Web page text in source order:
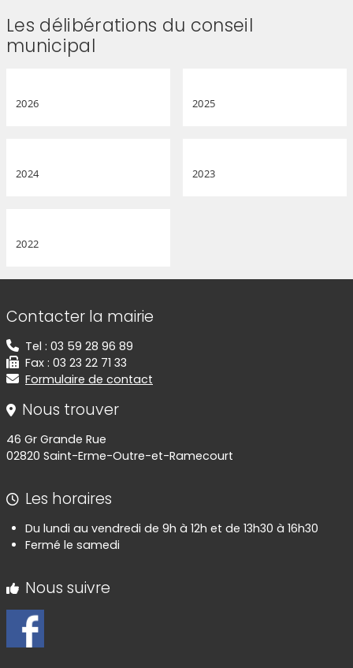
Les délibérations du conseil
municipal
2026 2025
2024 2023
2022
Informations de contact
Contacter la mairie
Tel : 03 59 28 96 89
Fax : 03 23 22 71 33
Formulaire de contact
Nous trouver
46 Gr Grande Rue
02820 Saint-Erme-Outre-et-Ramecourt
Les horaires
Du lundi au vendredi de 9h à 12h et de 13h30 à 16h30
Fermé le samedi
Nous suivre